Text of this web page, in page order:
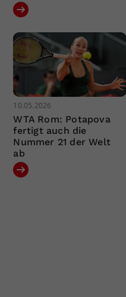
10.05.2026
WTA Rom: Potapova
fertigt auch die
Nummer 21 der Welt
ab